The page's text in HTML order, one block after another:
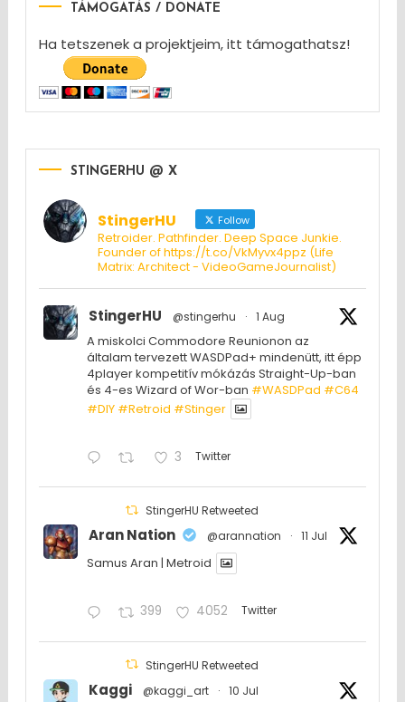
TÁMOGATÁS / DONATE
Ha tetszenek a projektjeim, itt támogathatsz!
STINGERHU @ X
StingerHU Follow
Retroider. Pathfinder. Deep Space Junkie.
Founder of https://t.co/VkMyvx4ppz (Life
Matrix: Architect - VideoGameJournalist)
StingerHU @stingerhu · 1 Aug
A miskolci Commodore Reunionon az
általam tervezett WASDPad+ mindenütt, itt épp
4player kompetitív mókázás Straight-Up-ban
és 4-es Wizard of Wor-ban #WASDPad #C64
#DIY #Retroid #Stinger
3 Twitter
StingerHU Retweeted
Aran Nation @arannation · 11 Jul
Samus Aran | Metroid
399 4052 Twitter
StingerHU Retweeted
Kaggi @kaggi_art · 10 Jul